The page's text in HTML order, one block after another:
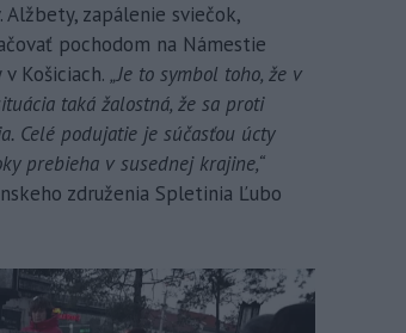
zapálenie sviečok,
pochodom na Námestie
Košiciach. „Je to symbol toho, že v
taká žalostná, že sa proti
Celé podujatie je súčasťou úcty
prebieha v susednej krajine,“
združenia Spletinia Ľubo